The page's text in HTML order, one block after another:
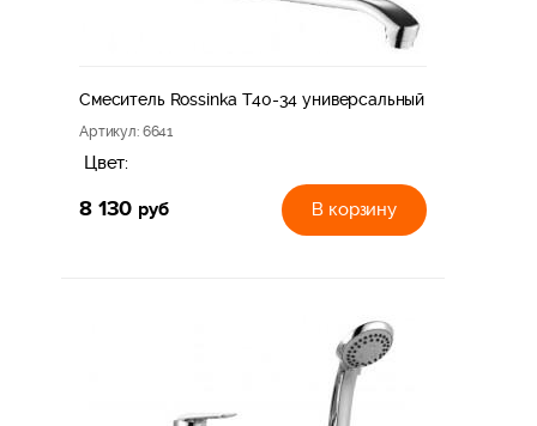
Смеситель Rossinka T40-34 универсальный
Артикул: 6641
Цвет:
8 130 руб В корзину